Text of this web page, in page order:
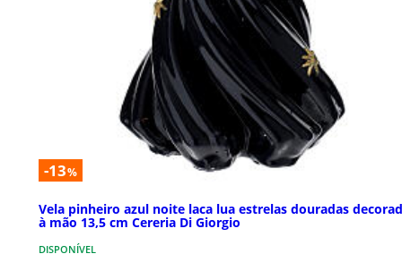
-13%
Vela pinheiro azul noite laca lua estrelas douradas
à mão 13,5 cm Cereria Di Giorgio
DISPONÍVEL